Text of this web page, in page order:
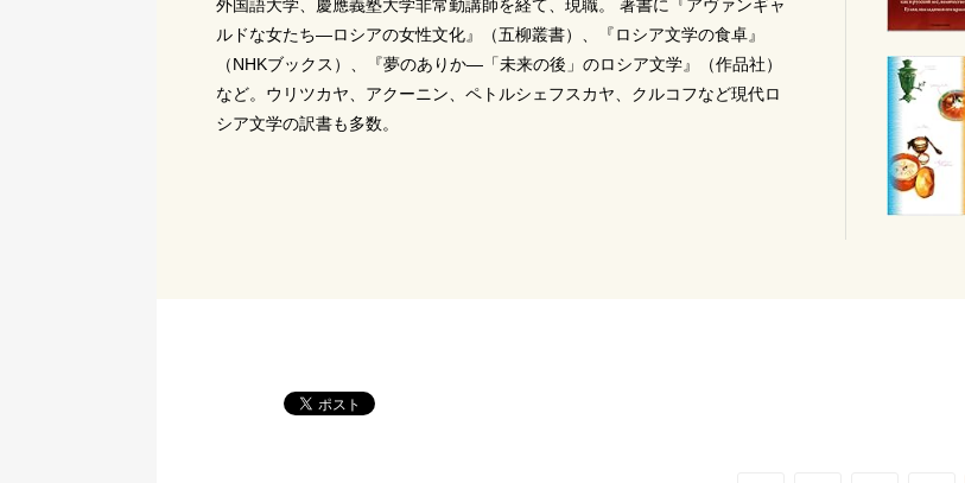
外国語大学、慶應義塾大学非常勤講師を経て、現職。 著書に『アヴァンギャ
ルドな女たち―ロシアの女性文化』（五柳叢書）、『ロシア文学の食卓』
（NHKブックス）、『夢のありか―「未来の後」のロシア文学』（作品社）
など。ウリツカヤ、アクーニン、ペトルシェフスカヤ、クルコフなど現代ロ
シア文学の訳書も多数。